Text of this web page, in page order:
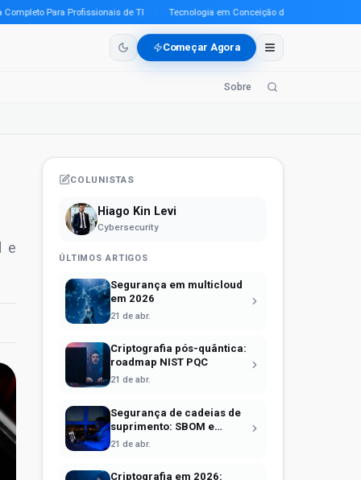
Para Profissionais de TI · Tecnologia em Conceição do Araguaia (PA) em
Começar Agora
Sobre
e
COLUNISTAS
Hiago Kin Levi
Cybersecurity
ÚLTIMOS ARTIGOS
Segurança em multicloud
em 2026
21 de abr.
Criptografia pós-quântica:
roadmap NIST PQC
21 de abr.
Segurança de cadeias de
suprimento: SBOM e
Sigstore
21 de abr.
Criptografia em 2026: